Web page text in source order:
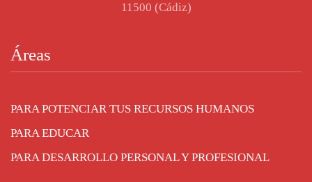
11500 (Cádiz)
Áreas
PARA POTENCIAR TUS RECURSOS HUMANOS
PARA EDUCAR
PARA DESARROLLO PERSONAL Y PROFESIONAL